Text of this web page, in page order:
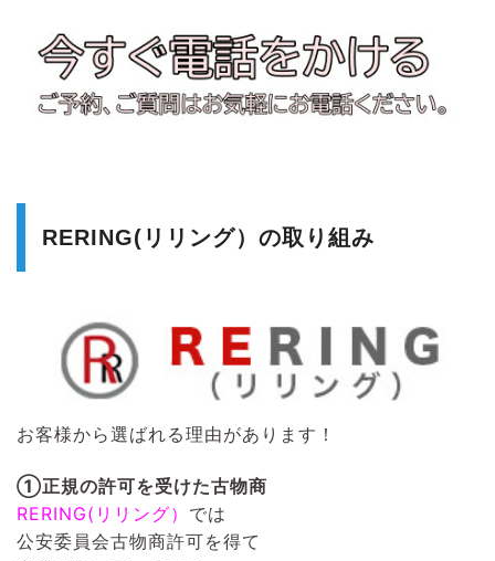
RERING(リリング）の取り組み
お客様から選ばれる理由があります！
①正規の許可を受けた古物商
RERING(リリング） では
公安委員会古物商許可を得て